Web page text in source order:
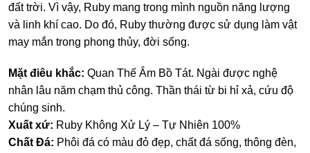
đất trời. Vì vậy, Ruby mang trong mình nguồn năng lượng
và linh khí cao. Do đó, Ruby thường được sử dụng làm vật
may mắn trong phong thủy, đời sống.
Mặt điêu khắc: Quan Thế Âm Bồ Tát. Ngài được nghệ
nhân lâu năm chạm thủ công. Thần thái từ bi hỉ xả, cứu độ
chúng sinh.
Xuất xứ: Ruby Không Xử Lý – Tự Nhiên 100%
Chất Đá: Phôi đá có màu đỏ đẹp, chất đá sống, thông đèn,